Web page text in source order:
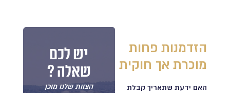
הזדמנות פחות
מוכרת אך חוקית
האם ידעת שתאריך קבלת
יש לכם
שאלה ?
הצוות שלנו מוכן